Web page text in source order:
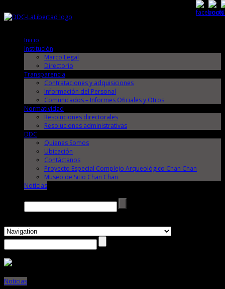
Inicio
Institución
Marco Legal
Directorio
Transparencia
Contrataciones y adquisiciones
Información del Personal
Comunicados – Informes Oficiales y Otros
Normatividad
Resoluciones directorales
Resoluciones administrativas
DDC
Quienes Somos
Ubicación
Contáctanos
Proyecto Especial Complejo Arqueológico Chan Chan
Museo de Sitio Chan Chan
Noticias
Noticias